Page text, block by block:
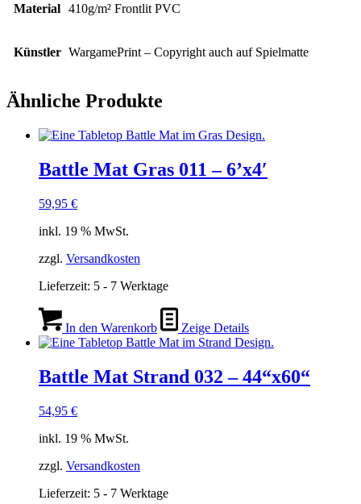
Material 410g/m² Frontlit PVC
Künstler WargamePrint – Copyright auch auf Spielmatte
Ähnliche Produkte
Battle Mat Gras 011 – 6’x4′
59,95 €
inkl. 19 % MwSt.
zzgl. Versandkosten
Lieferzeit: 5 - 7 Werktage
In den Warenkorb Zeige Details
Battle Mat Strand 032 – 44“x60“
54,95 €
inkl. 19 % MwSt.
zzgl. Versandkosten
Lieferzeit: 5 - 7 Werktage